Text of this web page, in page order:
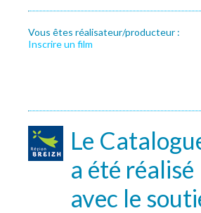
Vous êtes réalisateur/producteur :
Inscrire un film
Le
a été réalisé
avec le